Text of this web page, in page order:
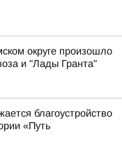
округе произошло
и "Лады Гранта"
благоустройство
«Путь